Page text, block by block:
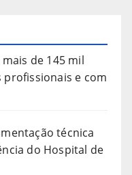
de 145 mil
profissionais e com
técnica
do Hospital de